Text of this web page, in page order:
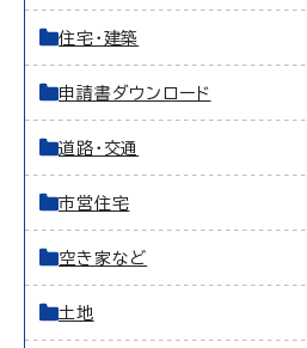
住宅・建築
申請書ダウンロード
道路・交通
市営住宅
空き家など
土地